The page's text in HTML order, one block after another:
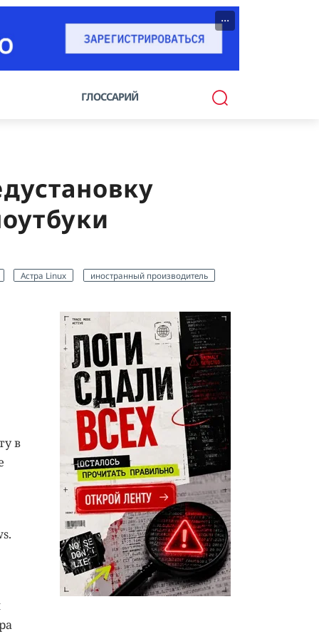
···
ГЛОССАРИЙ
Астра Linux
иностранный производитель
в